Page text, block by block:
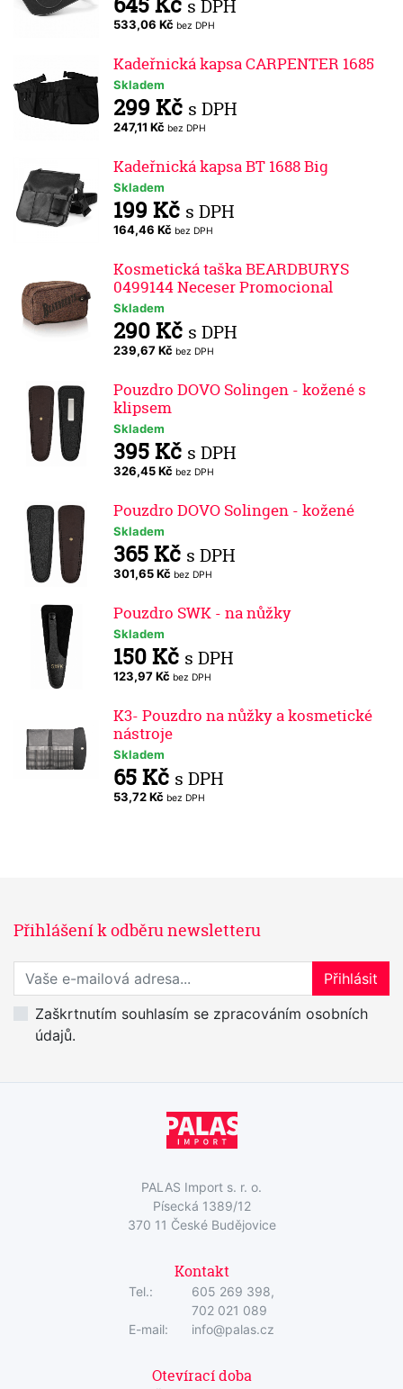
s DPH
533,06 Kč bez DPH
Kadeřnická kapsa CARPENTER 1685
Skladem
299 Kč s DPH
247,11 Kč bez DPH
Kadeřnická kapsa BT 1688 Big
Skladem
199 Kč s DPH
164,46 Kč bez DPH
Kosmetická taška BEARDBURYS
0499144 Neceser Promocional
Skladem
290 Kč s DPH
239,67 Kč bez DPH
Pouzdro DOVO Solingen - kožené s
klipsem
Skladem
395 Kč s DPH
326,45 Kč bez DPH
Pouzdro DOVO Solingen - kožené
Skladem
365 Kč s DPH
301,65 Kč bez DPH
Pouzdro SWK - na nůžky
Skladem
150 Kč s DPH
123,97 Kč bez DPH
K3- Pouzdro na nůžky a kosmetické
nástroje
Skladem
65 Kč s DPH
53,72 Kč bez DPH
Přihlášení k odběru newsletteru
Přihlaste se k odběru novinek
Přihlásit
Zaškrtnutím souhlasím se zpracováním osobních
údajů.
PALAS Import s. r. o.
Písecká 1389/12
370 11 České Budějovice
Kontakt
Tel.:
605 269 398,
702 021 089
E-mail:
info@palas.cz
Otevírací doba